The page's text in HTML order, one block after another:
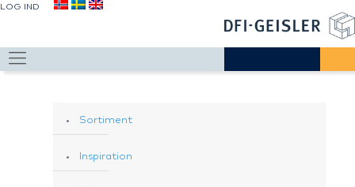
LOG IND
Sortiment
Inspiration